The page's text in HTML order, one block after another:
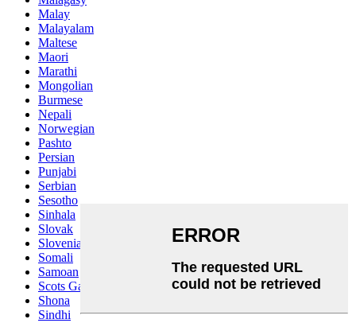
Malay
Malayalam
Maltese
Maori
Marathi
Mongolian
Burmese
Nepali
Norwegian
Pashto
Persian
Punjabi
Serbian
Sesotho
Sinhala
Slovak
Slovenian
Somali
Samoan
Scots Gaelic
Shona
Sindhi